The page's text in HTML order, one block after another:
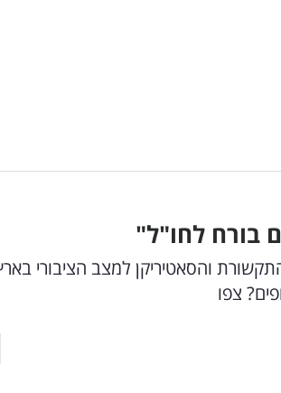
והסאטיריקן למצב הציבורי
צפו